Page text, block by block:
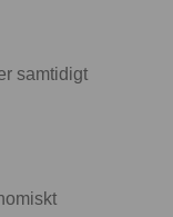
samtidigt